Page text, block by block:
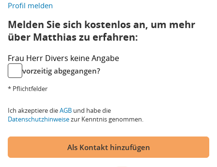
Profil melden
Melden Sie sich kostenlos an, um mehr
über Matthias zu erfahren:
Frau Herr Divers keine Angabe
vorzeitig abgegangen?
* Pflichtfelder
Ich akzeptiere dieAGB und habe die
Datenschutzhinweisezur Kenntnis genommen.
Als Kontakt hinzufügen